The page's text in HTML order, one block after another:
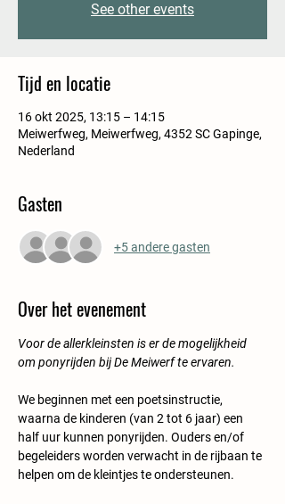
See other events
Tijd en locatie
16 okt 2025, 13:15 – 14:15
Meiwerfweg, Meiwerfweg, 4352 SC Gapinge,
Nederland
Gasten
+5 andere gasten
Over het evenement
Voor de allerkleinsten is er de mogelijkheid
om ponyrijden bij De Meiwerf te ervaren.
We beginnen met een poetsinstructie,
waarna de kinderen (van 2 tot 6 jaar) een
half uur kunnen ponyrijden. Ouders en/of
begeleiders worden verwacht in de rijbaan te
helpen om de kleintjes te ondersteunen.